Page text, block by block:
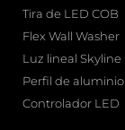
Tira de LED COB
Flex Wall Washer
Luz lineal Skyline
Perfil de aluminio
Controlador LED